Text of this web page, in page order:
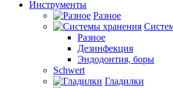
Инструменты
Разное
Разное
Дезинфекция
Эндодонтия, боры
Schwert
Гладилки